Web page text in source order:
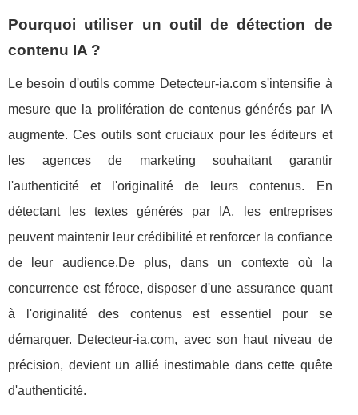
Pourquoi utiliser un outil de détection de
contenu IA ?
Le besoin d'outils comme Detecteur-ia.com s'intensifie à
mesure que la prolifération de contenus générés par IA
augmente. Ces outils sont cruciaux pour les éditeurs et
les agences de marketing souhaitant garantir
l'authenticité et l'originalité de leurs contenus. En
détectant les textes générés par IA, les entreprises
peuvent maintenir leur crédibilité et renforcer la confiance
de leur audience.De plus, dans un contexte où la
concurrence est féroce, disposer d'une assurance quant
à l'originalité des contenus est essentiel pour se
démarquer. Detecteur-ia.com, avec son haut niveau de
précision, devient un allié inestimable dans cette quête
d'authenticité.